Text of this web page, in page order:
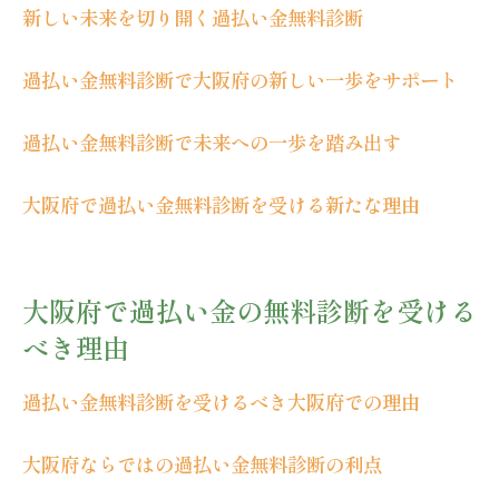
新しい未来を切り開く過払い金無料診断
過払い金無料診断で大阪府の新しい一歩をサポート
過払い金無料診断で未来への一歩を踏み出す
大阪府で過払い金無料診断を受ける新たな理由
大阪府で過払い金の無料診断を受ける
べき理由
過払い金無料診断を受けるべき大阪府での理由
大阪府ならではの過払い金無料診断の利点